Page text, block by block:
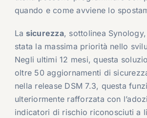
quando e come avviene lo
La sicurezza, sottolinea
stata la massima priorità nello
Negli ultimi 12 mesi, questa
oltre 50 aggiornamenti di
nella release DSM 7.3, questa
ulteriormente rafforzata con
indicatori di rischio riconosciuti a